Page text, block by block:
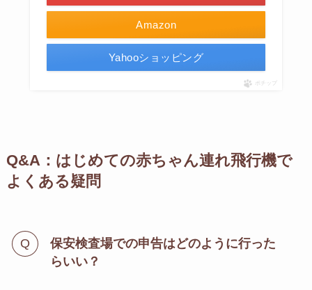
Amazon
Yahooショッピング
ポチップ
Q&A：はじめての赤ちゃん連れ飛行機で
よくある疑問
保安検査場での申告はどのように行った
らいい？